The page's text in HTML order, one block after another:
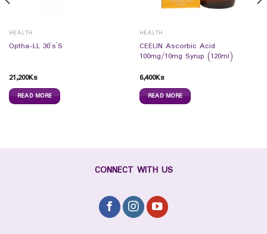
HEALTH
Optha-LL 30`s`S
21,200Ks
READ MORE
HEALTH
CEELIN Ascorbic Acid
100mg/10mg Syrup (120ml)
6,400Ks
READ MORE
CONNECT WITH US